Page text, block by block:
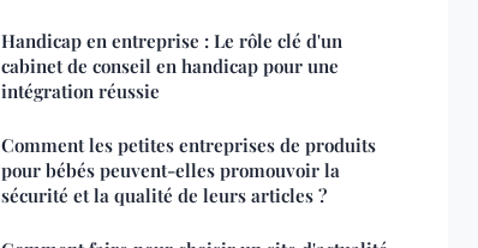
Handicap en entreprise : Le rôle clé d'un
cabinet de conseil en handicap pour une
intégration réussie
Comment les petites entreprises de produits
pour bébés peuvent-elles promouvoir la
sécurité et la qualité de leurs articles ?